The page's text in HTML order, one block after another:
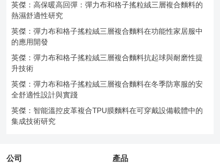
英傑：高保暖高回彈：彈力布和格子搖粒絨三層複合麵料的
熱濕舒適性研究
英傑：彈力布和格子搖粒絨三層複合麵料在功能性家居服中
的應用開發
英傑：彈力布和格子搖粒絨三層複合麵料抗起球與耐磨性提
升技術
英傑：彈力布和格子搖粒絨三層複合麵料在冬季防寒服的安
全舒適性設計與實踐
英傑：智能溫控皮革複合TPU膜麵料在可穿戴設備載體中的
集成技術研究
公司 產品